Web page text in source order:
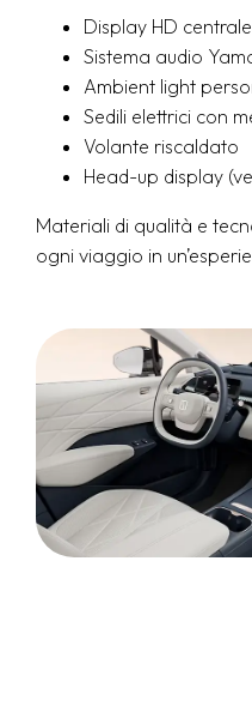
Display HD centrale
Sistema audio
Ambient light
Sedili elettrici con
Volante riscaldato
Head-up display
Materiali di qualità e
ogni viaggio in